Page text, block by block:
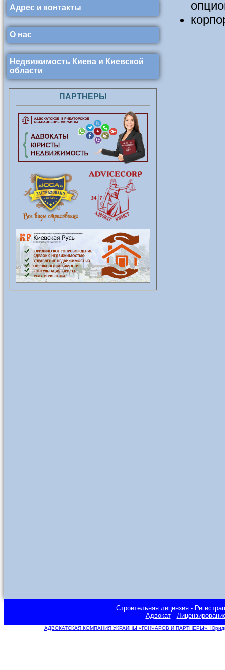
Адрес и контакты
О нас
Недвижимость Киева и Киевской
области
ПАРТНЕРЫ
Строительная лицензия -
Адвокат-
АДВОКАТСКАЯ КОМПАНИЯ УКРАИНЫ «ГОНЧАРОВ И ПАРТНЕРЫ».